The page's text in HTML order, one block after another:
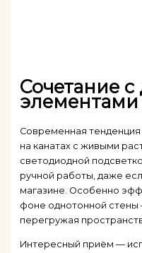
Сочетание
элементами
Современная
на канатах с живыми
светодиодной
ручной работы, даже
магазине. Особенно
фоне однотонной стены
перегружая
Интересный приём —